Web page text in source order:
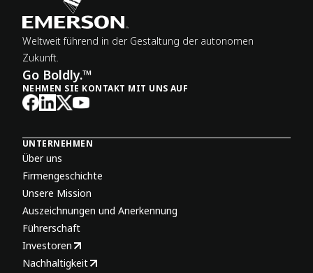
Weltweit führend in der Gestaltung der autonomen
Zukunft.
Go Boldly.™
NEHMEN SIE KONTAKT MIT UNS AUF
UNTERNEHMEN
Über uns
Firmengeschichte
Unsere Mission
Auszeichnungen und Anerkennung
Führerschaft
Investoren
Nachhaltigkeit